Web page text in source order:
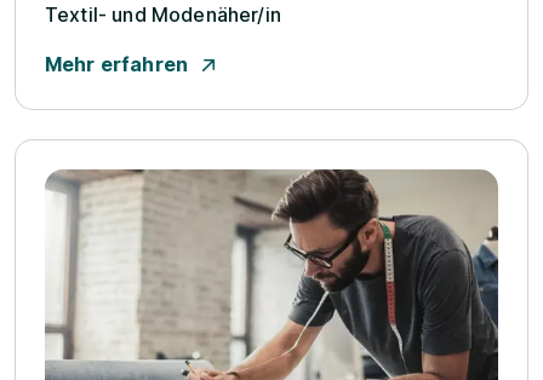
Textil- und Modenäher/­in
Mehr erfahren